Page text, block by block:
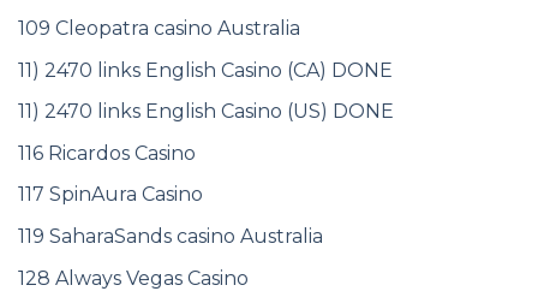
109 Cleopatra casino Australia
11) 2470 links English Casino (CA) DONE
11) 2470 links English Casino (US) DONE
116 Ricardos Casino
117 SpinAura Casino
119 SaharaSands casino Australia
128 Always Vegas Casino